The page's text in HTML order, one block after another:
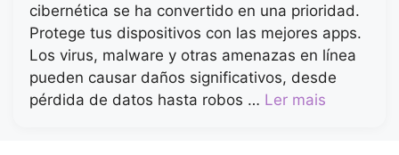
cibernética se ha convertido en una prioridad.
Protege tus dispositivos con las mejores apps.
Los virus, malware y otras amenazas en línea
pueden causar daños significativos, desde
pérdida de datos hasta robos … Ler mais